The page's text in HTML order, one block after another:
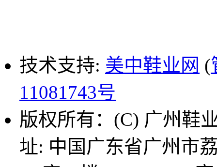
技术支持: 美中鞋业网 (
11081743号
版权所有：(C) 广州鞋
址: 中国广东省广州市